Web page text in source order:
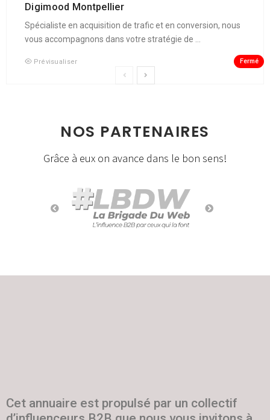
Digimood Montpellier
Spécialiste en acquisition de trafic et en conversion, nous
vous accompagnons dans votre stratégie de ...
Prévisualiser Fermé
NOS PARTENAIRES
Grâce à eux on avance dans le bon sens!
Cet annuaire est propulsé par un collectif